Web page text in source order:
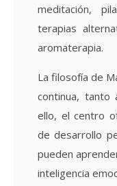
meditación,
terapias
aromaterapia.
La filosofía de
continua, tanto
ello, el centro
de desarrollo
pueden
inteligencia